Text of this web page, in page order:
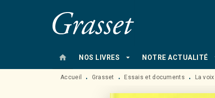
MENU RECHERCHE
home NOS LIVRES arrow_drop_down NOTRE ACTUALITÉ
Accueil • Grasset • Essais et documents • La